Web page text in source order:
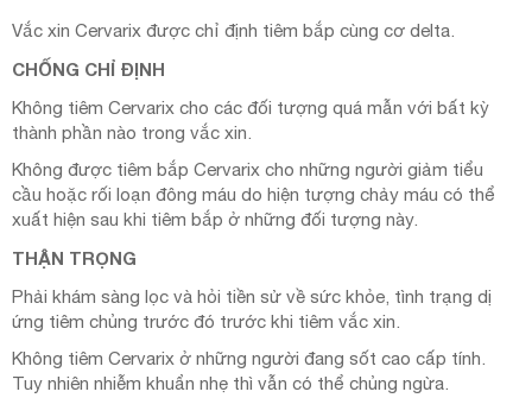
Vắc xin Cervarix được chỉ định tiêm bắp cùng cơ delta.
CHỐNG CHỈ ĐỊNH
Không tiêm Cervarix cho các đối tượng quá mẫn với bất kỳ
thành phần nào trong vắc xin.
Không được tiêm bắp Cervarix cho những người giảm tiểu
cầu hoặc rối loạn đông máu do hiện tượng chảy máu có thể
xuất hiện sau khi tiêm bắp ở những đối tượng này.
THẬN TRỌNG
Phải khám sàng lọc và hỏi tiền sử về sức khỏe, tình trạng dị
ứng tiêm chủng trước đó trước khi tiêm vắc xin.
Không tiêm Cervarix ở những người đang sốt cao cấp tính.
Tuy nhiên nhiễm khuẩn nhẹ thì vẫn có thể chủng ngừa.